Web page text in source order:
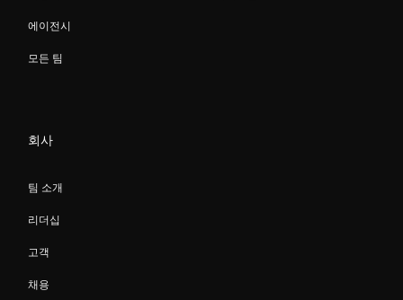
에이전시
모든 팀
회사
팀 소개
리더십
고객
채용